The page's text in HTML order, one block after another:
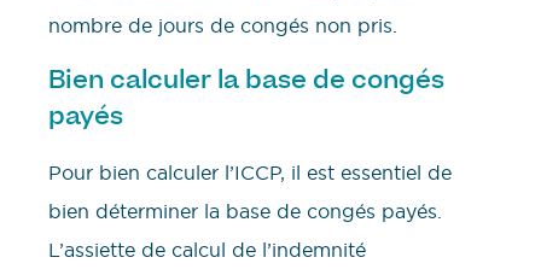
nombre de jours de congés non pris.
Bien calculer la base de congés
payés
Pour bien calculer l’ICCP, il est essentiel de
bien déterminer la base de congés payés.
L’assiette de calcul de l’indemnité